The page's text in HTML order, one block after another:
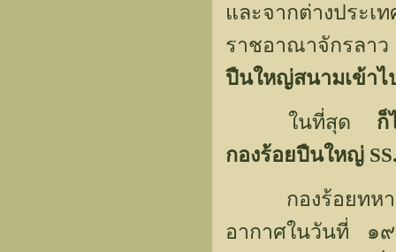
และจากต่างประเ
ราชอาณาจักรล
ปืนใหญ่สนามเข้า
ในที่สุด ก็
กองร้อยปืนใหญ่
กองร้อยทหารปื
อากาศในวันที่ ๑